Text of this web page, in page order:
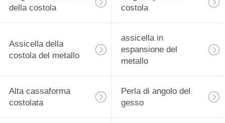
della costola
costola
Assicella della
costola del metallo
assicella in
espansione del
metallo
Alta cassaforma
costolata
Perla di angolo del
gesso